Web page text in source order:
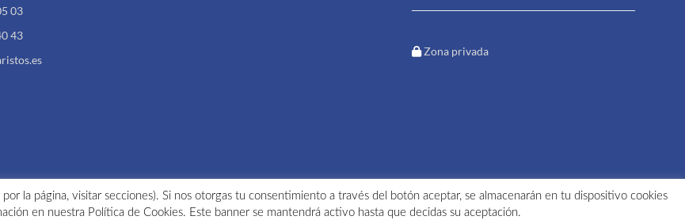
03
43
Zona privada
la página, visitar secciones). Si nos otorgas tu consentimiento a través del botón aceptar, se almacenarán en tu dispositivo cookies
en nuestra Política de Cookies. Este banner se mantendrá activo hasta que decidas su aceptación.